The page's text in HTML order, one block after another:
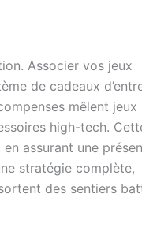
Associer vos jeux
de cadeaux
mêlent jeux
high-tech.
assurant une
stratégie complète,
des sentiers